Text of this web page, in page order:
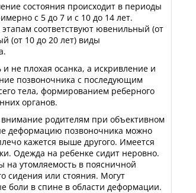
состояния происходит в периоды
с 5 до 7 и с 10 до 14 лет.
соответствуют ювенильный (от
(от 10 до 20 лет) виды
и не плохая осанка, а искривление и
позвоночника с последующим
тела, формированием реберного
органов.
внимание родителям при объективном
деформацию позвоночника можно
кажется выше другого. Имеется
Одежда на ребенке сидит неровно.
на утомляемость в поясничной
сидения или стояния. Могут
боли в спине в области деформации.